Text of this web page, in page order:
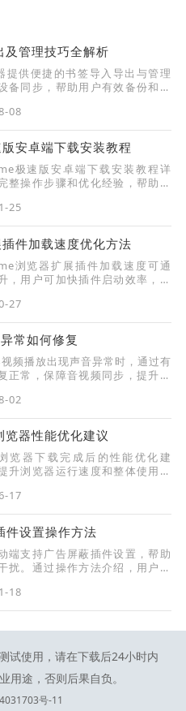
管理技巧全解析
提供便捷的书签导入导出与管理
备同步，帮助用户有效备份和管
08
安卓端下载安装教程
极速版安卓端下载安装教程详
整操作步骤和优化经验，帮助用
25
件加载速度优化方法
浏览器扩展插件加载速度可通
，用户可加快插件启动效率，提
27
常如何修复
频播放出现声音异常时，通过有
正常，保障音视频同步，提升观
02
器性能优化建议
览器下载完成后的性能优化建
升浏览器运行速度和整体使用体
17
件设置操作方法
端支持广告屏蔽插件设置，帮助
扰。通过操作方法介绍，用户能
18
试使用，请在下载后24小时内
用途，否则后果自负。
号-11